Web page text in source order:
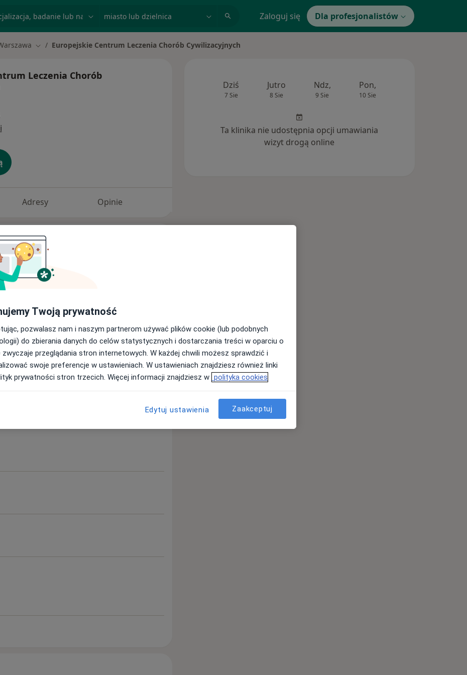
Zaloguj się Dla profesjonalistów
miasto Zmień miasto
Europejskie Centrum Leczenia Chorób Cywilizacyjnych
Leczenia Chorób
Adresy Opinie
Kardiolog
Dziś
7 Sie
Jutro
8 Sie
Ndz,
9 Sie
Pon,
10 Sie
Ta klinika nie udostępnia opcji umawiania
wizyt drogą online
Twoją prywatność
pozwalasz nam i naszym partnerom używać plików cookie (lub podobnych
do zbierania danych do celów statystycznych i dostarczania treści w oparciu o
zwyczaje przeglądania stron internetowych. W każdej chwili możesz sprawdzić i
swoje preferencje w ustawieniach. W ustawieniach znajdziesz również linki
prywatności stron trzecich. Więcej informacji znajdziesz w polityka cookies
Edytuj ustawienia Zaakceptuj